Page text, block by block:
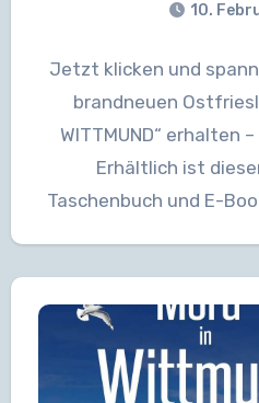
10.
Jetzt klicken und
brandneuen
WITTMUND“ erhalten
Erhältlich ist
Taschenbuch und E-